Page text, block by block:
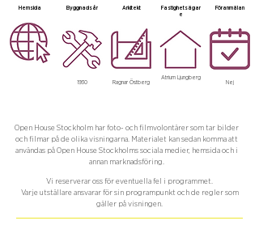
Hemsida Byggnadsår
1930
Arkitekt
Fastighetsägar
e
Föranmälan
Ragnar Östberg
Atrium Ljungberg
Nej
Open House Stockholm har foto- och filmvolontärer som tar bilder
och filmar på de olika visningarna. Materialet kan sedan komma att
användas på Open House Stockholms sociala medier, hemsida och i
annan marknadsföring.
Vi reserverar oss för eventuella fel i programmet.
Varje utställare ansvarar för sin programpunkt och de regler som
gäller på visningen.